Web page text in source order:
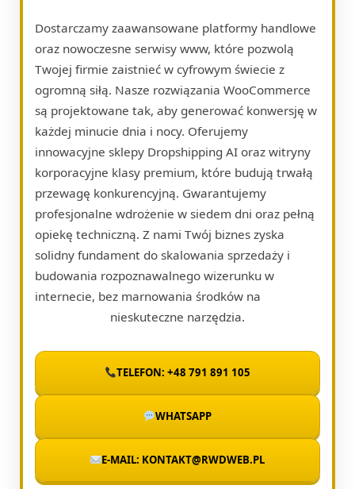
Dostarczamy zaawansowane platformy handlowe
oraz nowoczesne serwisy www, które pozwolą
Twojej firmie zaistnieć w cyfrowym świecie z
ogromną siłą. Nasze rozwiązania WooCommerce
są projektowane tak, aby generować konwersję w
każdej minucie dnia i nocy. Oferujemy
innowacyjne sklepy Dropshipping AI oraz witryny
korporacyjne klasy premium, które budują trwałą
przewagę konkurencyjną. Gwarantujemy
profesjonalne wdrożenie w siedem dni oraz pełną
opiekę techniczną. Z nami Twój biznes zyska
solidny fundament do skalowania sprzedaży i
budowania rozpoznawalnego wizerunku w
internecie, bez marnowania środków na
nieskuteczne narzędzia.
TELEFON: +48 791 891 105
WHATSAPP
E-MAIL: KONTAKT@RWDWEB.PL